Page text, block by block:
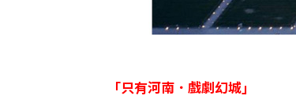
「只有河南．戲劇幻城」